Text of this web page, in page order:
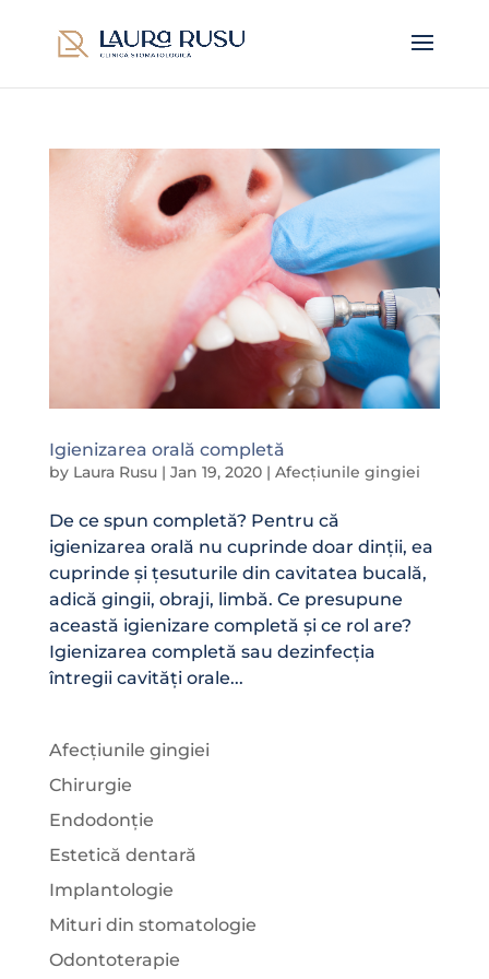
Igienizarea orală completă
by Laura Rusu| Jan 19, 2020| Afecțiunile gingiei
De ce spun completă? Pentru că
igienizarea orală nu cuprinde doar dinții, ea
cuprinde și țesuturile din cavitatea bucală,
adică gingii, obraji, limbă. Ce presupune
această igienizare completă și ce rol are?
Igienizarea completă sau dezinfecția
întregii cavități orale...
Afecțiunile gingiei
Chirurgie
Endodonție
Estetică dentară
Implantologie
Mituri din stomatologie
Odontoterapie